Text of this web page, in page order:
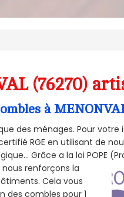
(76270)
à
des ménages. Pour votre
RGE en utilisant de
Grâce a la loi POPE
renforçons la
Cela vous
des combles pour 1